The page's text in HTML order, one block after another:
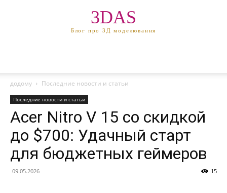
3DAS
Блог про 3Д моделювання
додому Последние новости и статьи
Последние новости и статьи
Acer Nitro V 15 со скидкой
до $700: Удачный старт
для бюджетных геймеров
09.05.2026 15